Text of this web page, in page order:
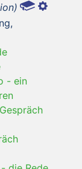
- ein